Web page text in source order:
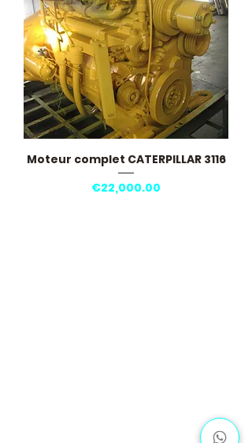
Moteur complet CATERPILLAR 3116
Price
€22,000.00